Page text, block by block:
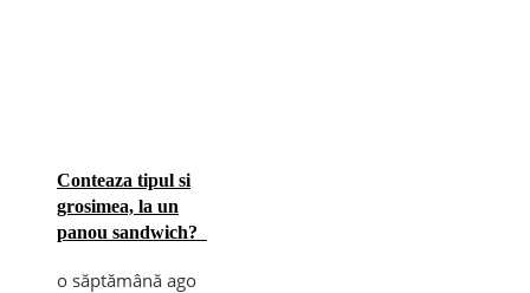
Conteaza tipul si
grosimea, la un
panou sandwich?
o săptămână ago